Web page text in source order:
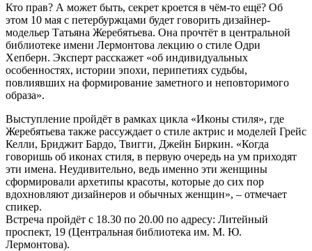
Кто прав? А может быть, секрет кроется в чём-то ещё? Об
этом 10 мая с петербуржцами будет говорить дизайнер-
модельер Татьяна Жеребятьева. Она прочтёт в центральной
библиотеке имени Лермонтова лекцию о стиле Одри
Хепберн. Эксперт расскажет «об индивидуальных
особенностях, истории эпохи, перипетиях судьбы,
повлиявших на формирование заметного и неповторимого
образа».
Выступление пройдёт в рамках цикла «Иконы стиля», где
Жеребятьева также рассуждает о стиле актрис и моделей Грейс
Келли, Бриджит Бардо, Твигги, Джейн Биркин. «Когда
говоришь об иконах стиля, в первую очередь на ум приходят
эти имена. Неудивительно, ведь именно эти женщины
сформировали архетипы красоты, которые до сих пор
вдохновляют дизайнеров и обычных женщин», – отмечает
спикер.
Встреча пройдёт с 18.30 по 20.00 по адресу: Литейный
проспект, 19 (Центральная библиотека им. М. Ю.
Лермонтова).